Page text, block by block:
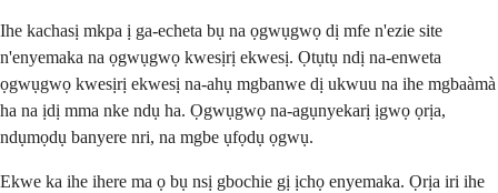
Ihe kachasị mkpa ị ga-echeta bụ na ọgwụgwọ dị mfe n'ezie site
n'enyemaka na ọgwụgwọ kwesịrị ekwesị. Ọtụtụ ndị na-enweta
ọgwụgwọ kwesịrị ekwesị na-ahụ mgbanwe dị ukwuu na ihe mgbaàmà
ha na ịdị mma nke ndụ ha. Ọgwụgwọ na-agụnyekarị ịgwọ ọrịa,
ndụmọdụ banyere nri, na mgbe ụfọdụ ọgwụ.
Ekwe ka ihe ihere ma ọ bụ nsị gbochie gị ịchọ enyemaka. Ọrịa iri ihe